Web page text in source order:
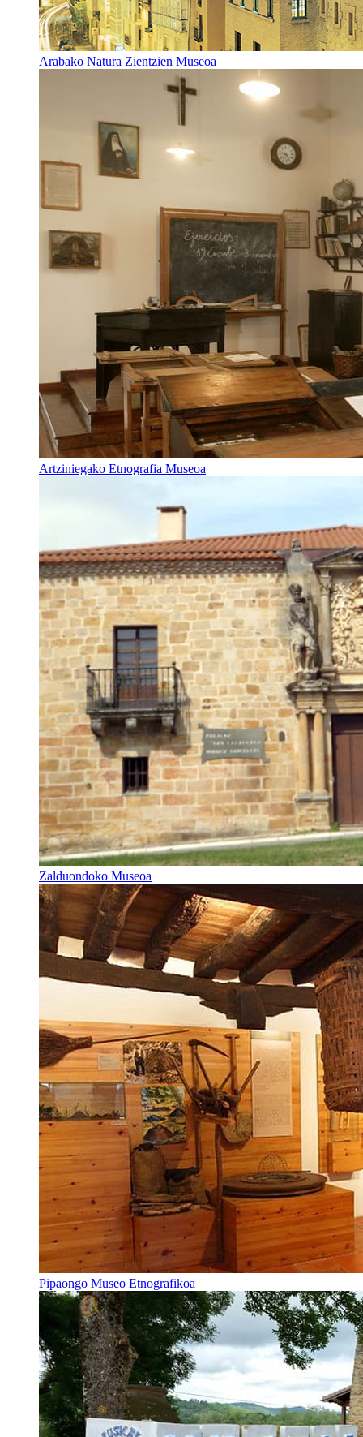
Arabako Natura Zientzien Museoa
Artziniegako Etnografia Museoa
Zalduondoko Museoa
Pipaongo Museo Etnografikoa